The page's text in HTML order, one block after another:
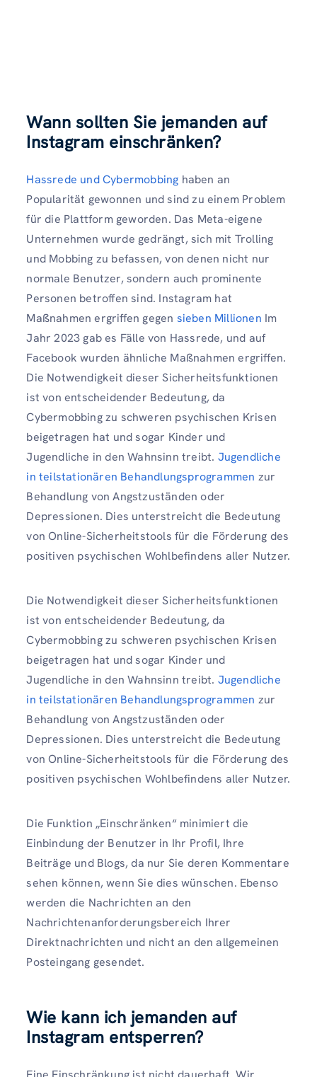
Wann sollten Sie jemanden auf
Instagram einschränken?
Hassrede und Cybermobbing haben an
Popularität gewonnen und sind zu einem Problem
für die Plattform geworden. Das Meta-eigene
Unternehmen wurde gedrängt, sich mit Trolling
und Mobbing zu befassen, von denen nicht nur
normale Benutzer, sondern auch prominente
Personen betroffen sind. Instagram hat
Maßnahmen ergriffen gegen sieben Millionen Im
Jahr 2023 gab es Fälle von Hassrede, und auf
Facebook wurden ähnliche Maßnahmen ergriffen.
Die Notwendigkeit dieser Sicherheitsfunktionen
ist von entscheidender Bedeutung, da
Cybermobbing zu schweren psychischen Krisen
beigetragen hat und sogar Kinder und
Jugendliche in den Wahnsinn treibt. Jugendliche
in teilstationären Behandlungsprogrammen zur
Behandlung von Angstzuständen oder
Depressionen. Dies unterstreicht die Bedeutung
von Online-Sicherheitstools für die Förderung des
positiven psychischen Wohlbefindens aller Nutzer.
Die Notwendigkeit dieser Sicherheitsfunktionen
ist von entscheidender Bedeutung, da
Cybermobbing zu schweren psychischen Krisen
beigetragen hat und sogar Kinder und
Jugendliche in den Wahnsinn treibt. Jugendliche
in teilstationären Behandlungsprogrammen zur
Behandlung von Angstzuständen oder
Depressionen. Dies unterstreicht die Bedeutung
von Online-Sicherheitstools für die Förderung des
positiven psychischen Wohlbefindens aller Nutzer.
Die Funktion „Einschränken“ minimiert die
Einbindung der Benutzer in Ihr Profil, Ihre
Beiträge und Blogs, da nur Sie deren Kommentare
sehen können, wenn Sie dies wünschen. Ebenso
werden die Nachrichten an den
Nachrichtenanforderungsbereich Ihrer
Direktnachrichten und nicht an den allgemeinen
Posteingang gesendet.
Wie kann ich jemanden auf
Instagram entsperren?